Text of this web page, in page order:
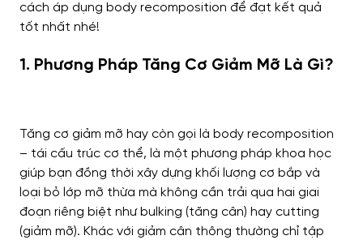
cách áp dụng body recomposition để đạt kết quả
tốt nhất nhé!
1. Phương Pháp Tăng Cơ Giảm Mỡ Là Gì?
Tăng cơ giảm mỡ hay còn gọi là body recomposition
– tái cấu trúc cơ thể, là một phương pháp khoa học
giúp bạn đồng thời xây dựng khối lượng cơ bắp và
loại bỏ lớp mỡ thừa mà không cần trải qua hai giai
đoạn riêng biệt như bulking (tăng cân) hay cutting
(giảm mỡ). Khác với giảm cân thông thường chỉ tập